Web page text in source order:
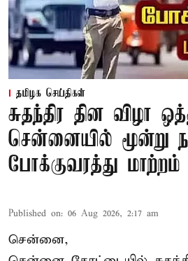
தமிழக செய்திகள்
சுதந்திர தின விழா
சென்னையில் மூன்று
போக்குவரத்து மாற்றம்
Published on: 06 Aug 2026, 2:17 am
சென்னை,